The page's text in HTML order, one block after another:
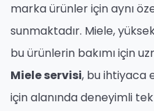
marka ürünler için aynı
sunmaktadır. Miele,
bu ürünlerin bakımı için
Miele servisi, bu ihtiyaca
için alanında deneyimli